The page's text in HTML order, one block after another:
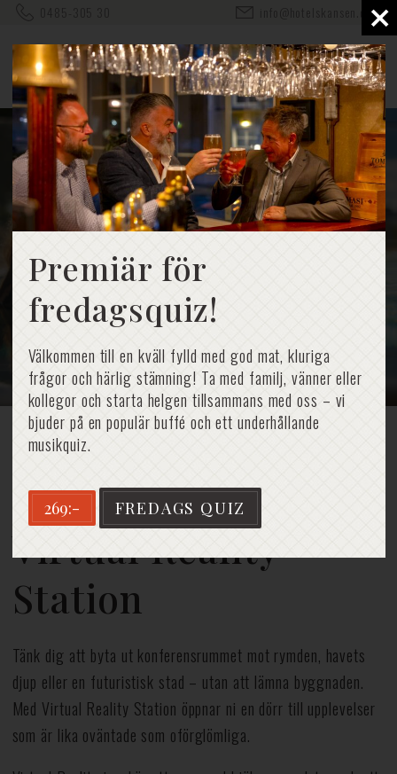
Premiär för
fredagsquiz!
Välkommen till en kväll fylld med god mat, kluriga
frågor och härlig stämning! Ta med familj, vänner eller
kollegor och starta helgen tillsammans med oss – vi
bjuder på en populär buffé och ett underhållande
musikquiz.
269:- FREDAGS QUIZ
info@hotelskansen.com
Virtual Reality Station
Virtual Reality
Station
Tänk dig att byta ut konferensrummet mot rymden, havets
djup eller en futuristisk stad – utan att lämna byggnaden.
Med Virtual Reality Station öppnar ni en dörr till upplevelser
som är lika oväntade som oförglömliga.